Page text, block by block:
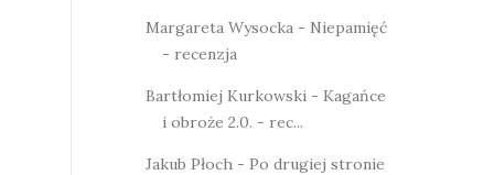
Margareta Wysocka - Niepamięć
- recenzja
Bartłomiej Kurkowski - Kagańce
i obroże 2.0. - rec...
Jakub Płoch - Po drugiej stronie